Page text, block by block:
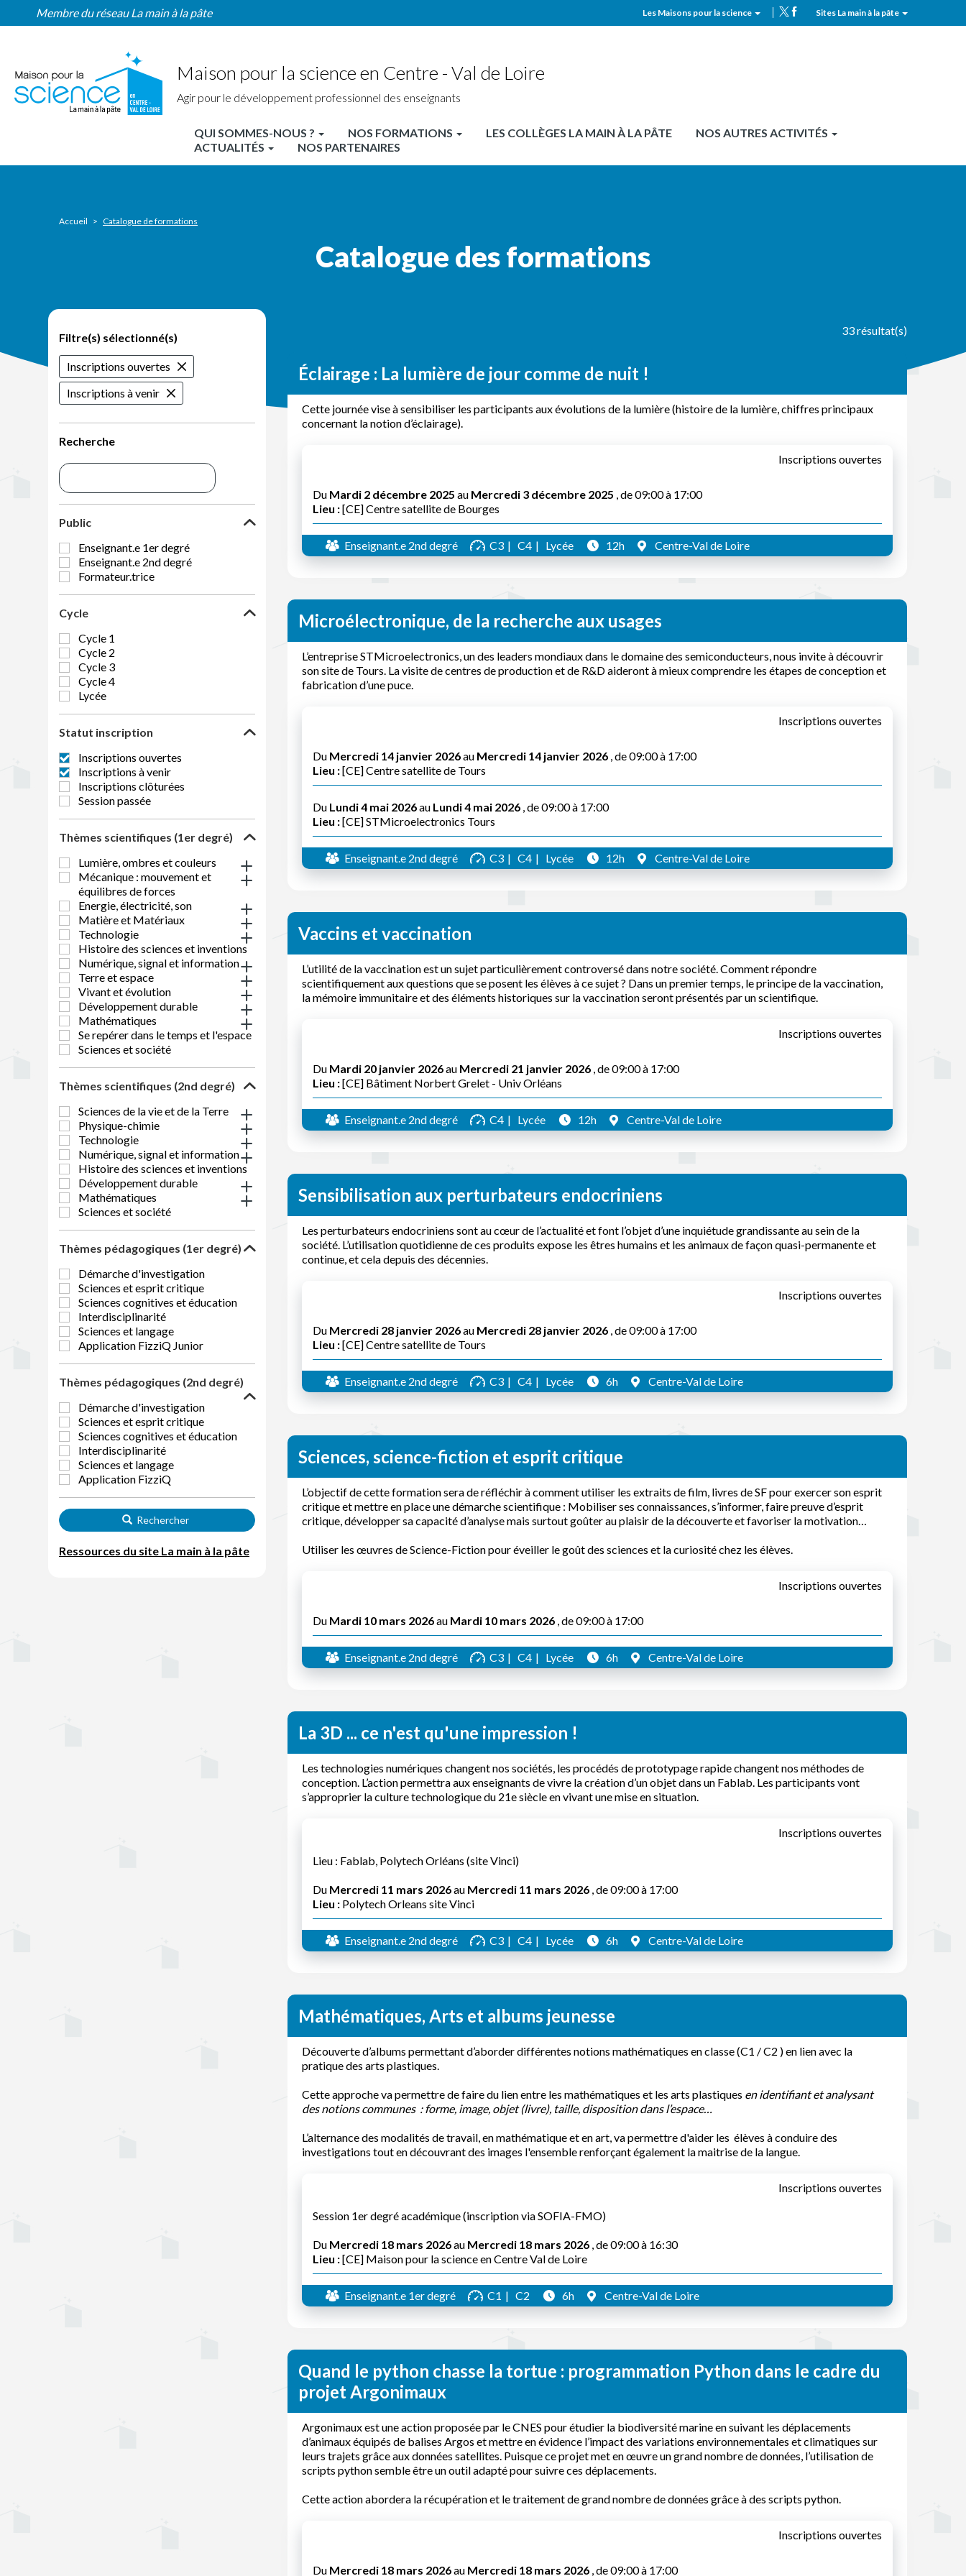
CatalogueMembre du réseau La main à la pâte
MPLS
Les Maisons pour la science Sites La main à la pâte
Maison pour la science en Centre - Val de Loire
Agir pour le développement professionnel des enseignants
MPLS
principale
QUI SOMMES-NOUS ? NOS FORMATIONS LES COLLÈGES LA MAIN À LA PÂTE
NOS AUTRES ACTIVITÉS
ACTUALITÉS
NOS PARTENAIRES
Accueil Catalogue de formations
Catalogue des formations
Filtre(s) sélectionné(s)
Inscriptions ouvertes
Inscriptions à venir
Recherche
Public
Enseignant.e 1er degré
Enseignant.e 2nd degré
Formateur.trice
Cycle
Cycle 1
Cycle 2
Cycle 3
Cycle 4
Lycée
Statut inscription
Inscriptions ouvertes
Inscriptions à venir
Inscriptions clôturées
Session passée
Thèmes scientifiques (1er degré)
Lumière, ombres et couleurs
Mécanique : mouvement et
équilibres de forces
Energie, électricité, son
Matière et Matériaux
Technologie
Histoire des sciences et inventions
Numérique, signal et information
Terre et espace
Vivant et évolution
Développement durable
Mathématiques
Se repérer dans le temps et l'espace
Sciences et société
Thèmes scientifiques (2nd degré)
Sciences de la vie et de la Terre
Physique-chimie
Technologie
Numérique, signal et information
Histoire des sciences et inventions
Développement durable
Mathématiques
Sciences et société
Thèmes pédagogiques (1er degré)
Démarche d'investigation
Sciences et esprit critique
Sciences cognitives et éducation
Interdisciplinarité
Sciences et langage
Application FizziQ Junior
Thèmes pédagogiques (2nd degré)
Démarche d'investigation
Sciences et esprit critique
Sciences cognitives et éducation
Interdisciplinarité
Sciences et langage
Application FizziQ
Rechercher
Ressources du site La main à la pâte
33 résultat(s)
Éclairage : La lumière de jour comme de nuit !
Cette journée vise à sensibiliser les participants aux évolutions de la lumière (histoire de la lumière, chiffres principaux
concernant la notion d’éclairage).
Inscriptions ouvertes
Du Mardi 2 décembre 2025 au Mercredi 3 décembre 2025 , de 09:00 à 17:00
Lieu :[CE] Centre satellite de Bourges
Enseignant.e 2nd degré C3 C4 Lycée 12h Centre-Val de Loire
Microélectronique, de la recherche aux usages
L’entreprise STMicroelectronics, un des leaders mondiaux dans le domaine des semiconducteurs, nous invite à découvrir
son site de Tours. La visite de centres de production et de R&D aideront à mieux comprendre les étapes de conception et
fabrication d’une puce.
Inscriptions ouvertes
Du Mercredi 14 janvier 2026au Mercredi 14 janvier 2026 , de 09:00 à 17:00
Lieu :[CE] Centre satellite de Tours
Du Lundi 4 mai 2026au Lundi 4 mai 2026 , de 09:00 à 17:00
Lieu :[CE] STMicroelectronics Tours
Enseignant.e 2nd degré C3 C4 Lycée 12h Centre-Val de Loire
Vaccins et vaccination
L’utilité de la vaccination est un sujet particulièrement controversé dans notre société. Comment répondre
scientifiquement aux questions que se posent les élèves à ce sujet ? Dans un premier temps, le principe de la vaccination,
la mémoire immunitaire et des éléments historiques sur la vaccination seront présentés par un scientifique.
Inscriptions ouvertes
Du Mardi 20 janvier 2026au Mercredi 21 janvier 2026 , de 09:00 à 17:00
Lieu :[CE] Bâtiment Norbert Grelet - Univ Orléans
Enseignant.e 2nd degré C4 Lycée 12h Centre-Val de Loire
Sensibilisation aux perturbateurs endocriniens
Les perturbateurs endocriniens sont au cœur de l’actualité et font l’objet d’une inquiétude grandissante au sein de la
société. L’utilisation quotidienne de ces produits expose les êtres humains et les animaux de façon quasi-permanente et
continue, et cela depuis des décennies.
Inscriptions ouvertes
Du Mercredi 28 janvier 2026au Mercredi 28 janvier 2026 , de 09:00 à 17:00
Lieu :[CE] Centre satellite de Tours
Enseignant.e 2nd degré C3 C4 Lycée 6h Centre-Val de Loire
Sciences, science-fiction et esprit critique
L’objectif de cette formation sera de réfléchir à comment utiliser les extraits de film, livres de SF pour exercer son esprit
critique et mettre en place une démarche scientifique : Mobiliser ses connaissances, s’informer, faire preuve d’esprit
critique, développer sa capacité d’analyse mais surtout goûter au plaisir de la découverte et favoriser la motivation…
Utiliser les œuvres de Science-Fiction pour éveiller le goût des sciences et la curiosité chez les élèves.
Inscriptions ouvertes
Du Mardi 10 mars 2026au Mardi 10 mars 2026 , de 09:00 à 17:00
Enseignant.e 2nd degré C3 C4 Lycée 6h Centre-Val de Loire
La 3D ... ce n'est qu'une impression !
Les technologies numériques changent nos sociétés, les procédés de prototypage rapide changent nos méthodes de
conception. L’action permettra aux enseignants de vivre la création d’un objet dans un Fablab. Les participants vont
s’approprier la culture technologique du 21e siècle en vivant une mise en situation.
Lieu : Fablab, Polytech Orléans (site Vinci)
Inscriptions ouvertes
Du Mercredi 11 mars 2026au Mercredi 11 mars 2026 , de 09:00 à 17:00
Lieu :Polytech Orleans site Vinci
Enseignant.e 2nd degré C3 C4 Lycée 6h Centre-Val de Loire
Mathématiques, Arts et albums jeunesse
Découverte d’albums permettant d’aborder différentes notions mathématiques en classe (C1 / C2 ) en lien avec la
pratique des arts plastiques.
Cette approche va permettre de faire du lien entre les mathématiques et les arts plastiques en identifiant et analysant
desnotions communes : forme, image, objet (livre), taille, disposition dans l’espace…
L’alternance des modalités de travail, en mathématique et en art, va permettre d'aider les élèves à conduire des
investigations tout en découvrant des images l'ensemble renforçant également la maitrise de la langue.
Session 1er degré académique (inscription via SOFIA-FMO)
Inscriptions ouvertes
Du Mercredi 18 mars 2026au Mercredi 18 mars 2026 , de 09:00 à 16:30
Lieu :[CE] Maison pour la science en Centre Val de Loire
Enseignant.e 1er degré C1 C2 6h Centre-Val de Loire
Quand le python chasse la tortue : programmation Python dans le cadre du
projet Argonimaux
Argonimaux est une action proposée par le CNES pour étudier la biodiversité marine en suivant les déplacements
d’animaux équipés de balises Argos et mettre en évidence l’impact des variations environnementales et climatiques sur
leurs trajets grâce aux données satellites. Puisque ce projet met en œuvre un grand nombre de données, l’utilisation de
scripts python semble être un outil adapté pour suivre ces déplacements.
Cette action abordera la récupération et le traitement de grand nombre de données grâce à des scripts python.
Inscriptions ouvertes
Du Mercredi 18 mars 2026au Mercredi 18 mars 2026 , de 09:00 à 17:00